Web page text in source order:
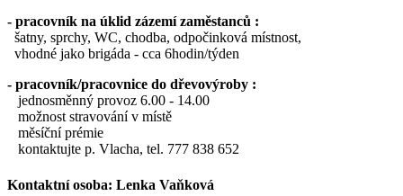
- pracovník na úklid zázemí zaměstanců :
šatny, sprchy, WC, chodba, odpočinková místnost,
vhodné jako brigáda - cca 6hodin/týden
- pracovník/pracovnice do dřevovýroby :
jednosměnný provoz 6.00 - 14.00
možnost stravování v místě
měsíční prémie
kontaktujte p. Vlacha, tel. 777 838 652
Kontaktní osoba: Lenka Vaňková